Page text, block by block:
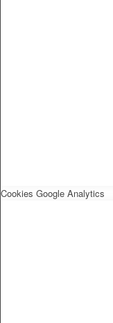
Cookies Google Analytics